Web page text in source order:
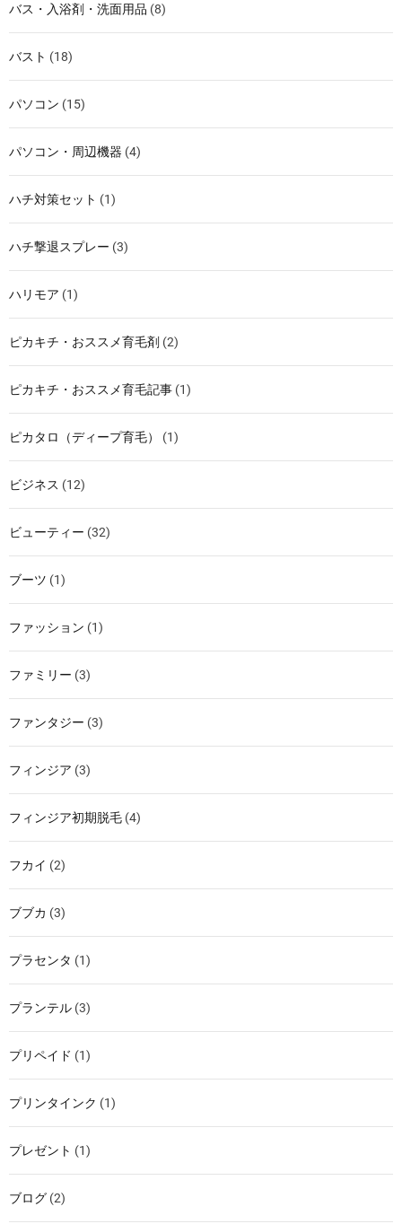
バス・入浴剤・洗面用品 (8)
バスト (18)
パソコン (15)
パソコン・周辺機器 (4)
ハチ対策セット (1)
ハチ撃退スプレー (3)
ハリモア (1)
ピカキチ・おススメ育毛剤 (2)
ピカキチ・おススメ育毛記事 (1)
ピカタロ（ディープ育毛） (1)
ビジネス (12)
ビューティー (32)
ブーツ (1)
ファッション (1)
ファミリー (3)
ファンタジー (3)
フィンジア (3)
フィンジア初期脱毛 (4)
フカイ (2)
ブブカ (3)
プラセンタ (1)
プランテル (3)
プリペイド (1)
プリンタインク (1)
プレゼント (1)
ブログ (2)